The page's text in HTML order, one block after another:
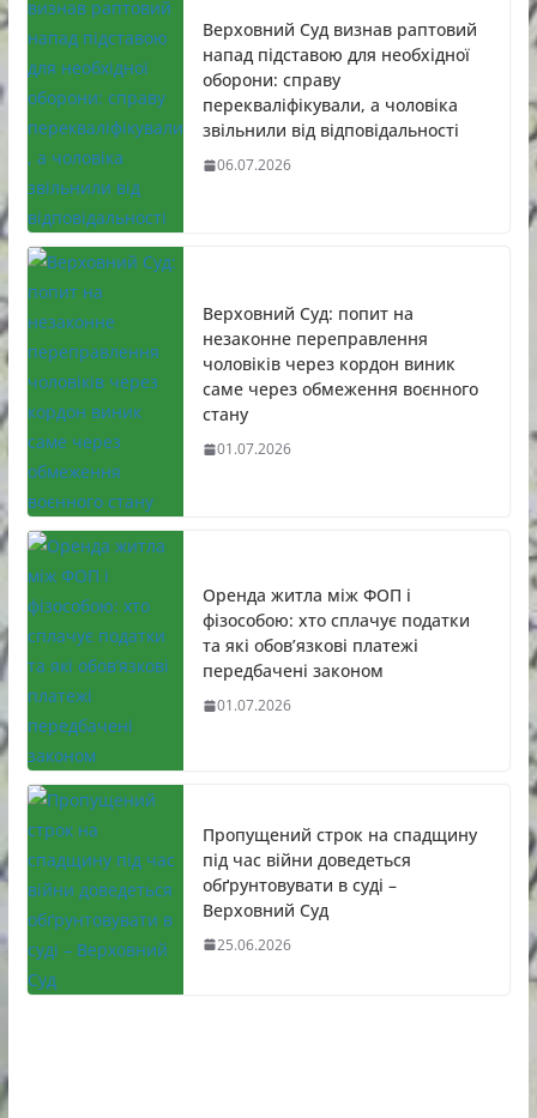
Верховний Суд визнав раптовий
напад підставою для необхідної
оборони: справу
перекваліфікували, а чоловіка
звільнили від відповідальності
06.07.2026
Верховний Суд: попит на
незаконне переправлення
чоловіків через кордон виник
саме через обмеження воєнного
стану
01.07.2026
Оренда житла між ФОП і
фізособою: хто сплачує податки
та які обов’язкові платежі
передбачені законом
01.07.2026
Пропущений строк на спадщину
під час війни доведеться
обґрунтовувати в суді –
Верховний Суд
25.06.2026